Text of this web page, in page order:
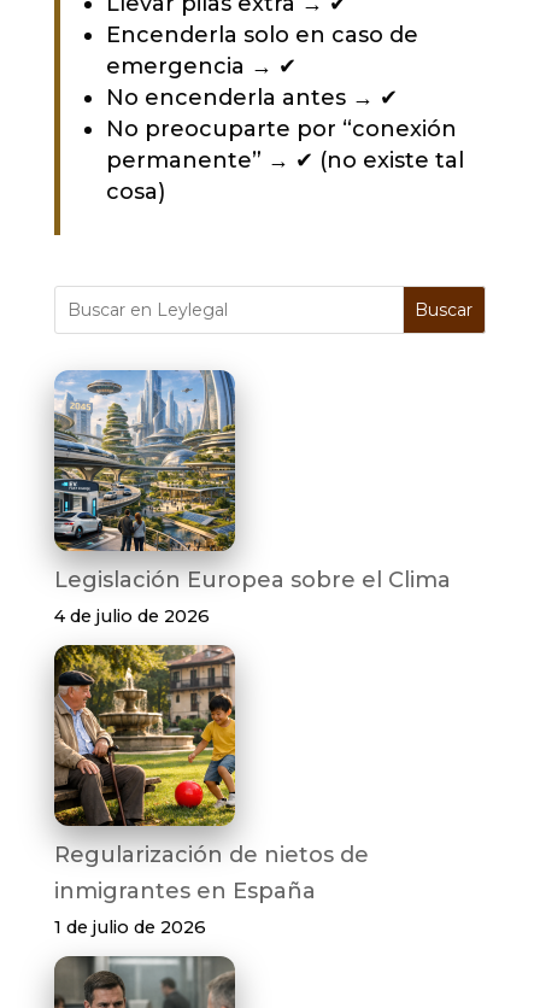
Encenderla solo en caso de
emergencia → ✔
No encenderla antes → ✔
No preocuparte por “conexión
permanente” → ✔ (no existe tal
cosa)
Buscar
Legislación Europea sobre el Clima
4 de julio de 2026
Regularización de nietos de
inmigrantes en España
1 de julio de 2026